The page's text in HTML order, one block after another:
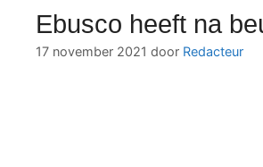
Ebusco heeft na
17 november 2021 door Redacteur